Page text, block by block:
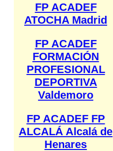
FP ACADEF
ATOCHA Madrid
FP ACADEF
FORMACIÓN
PROFESIONAL
DEPORTIVA
Valdemoro
FP ACADEF FP
ALCALÁ Alcalá de
Henares